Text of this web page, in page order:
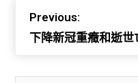
Previous:
下降新冠重癥和逝